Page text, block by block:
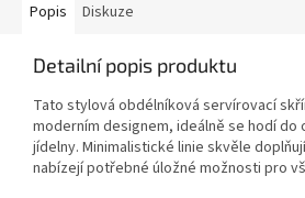
Popis Diskuze
Detailní popis produktu
Tato stylová obdélníková servírovací
moderním designem, ideálně se hodí do
jídelny. Minimalistické linie skvěle
nabízejí potřebné úložné možnosti pro